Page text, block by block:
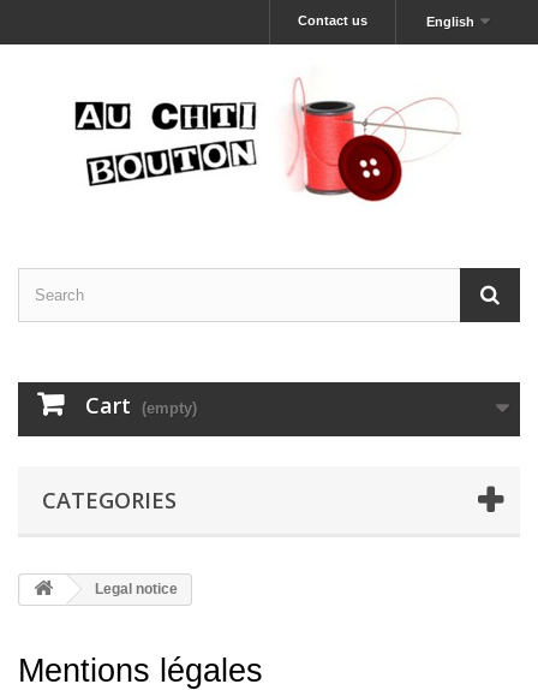
English
Contact us
Cart (empty)
CATEGORIES
Legal notice
Mentions légales